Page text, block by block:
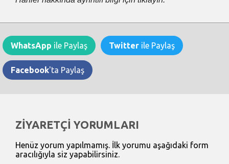
WhatsApp ile Paylaş Twitter ile Paylaş
Facebook'ta Paylaş
ZİYARETÇİ YORUMLARI
Henüz yorum yapılmamış. İlk yorumu aşağıdaki form
aracılığıyla siz yapabilirsiniz.